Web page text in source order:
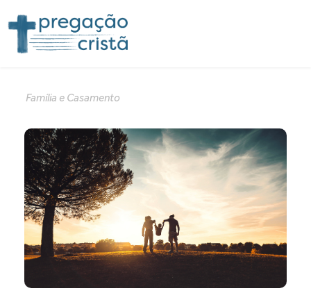
Família e Casamento